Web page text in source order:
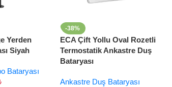
Yerden
Siyah
Bataryası
-38%
ECA Çift Yollu Oval Rozetli
Termostatik Ankastre Duş
Bataryası
Ankastre Duş Bataryası